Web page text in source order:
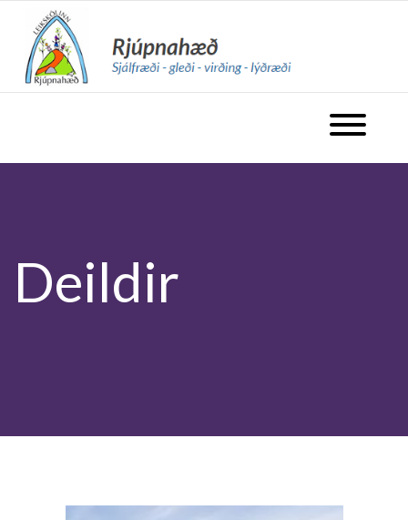
fara á forsíðu
Opna
Deildir